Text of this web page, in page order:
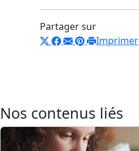
Partager sur
Imprimer
Nos contenus liés